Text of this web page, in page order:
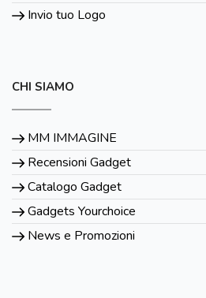
Invio tuo Logo
CHI SIAMO
MM IMMAGINE
Recensioni Gadget
Catalogo Gadget
Gadgets Yourchoice
News e Promozioni